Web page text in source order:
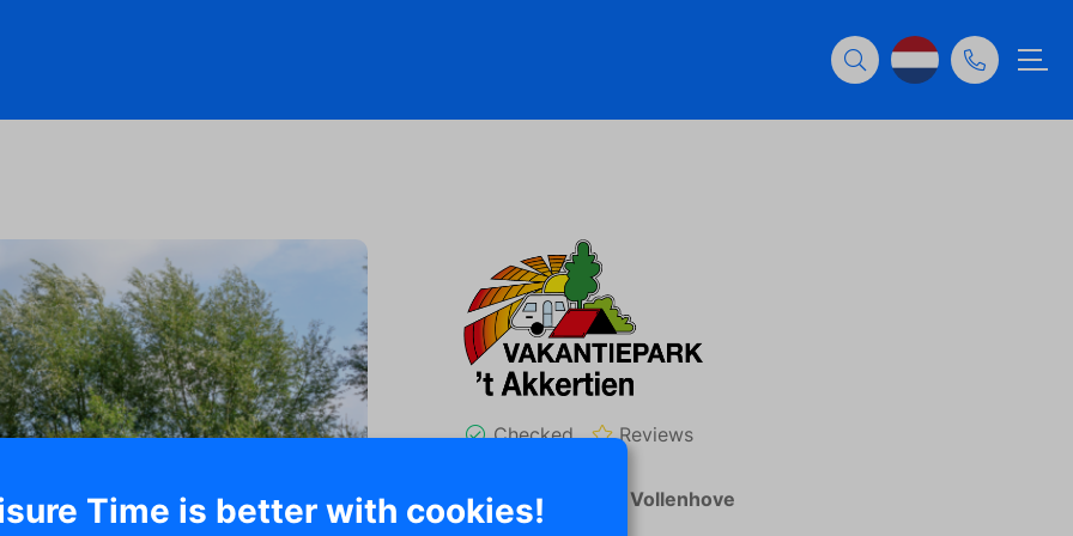
Checked Reviews
Vestigingsplaats: Vollenhove
Time is better with cookies!